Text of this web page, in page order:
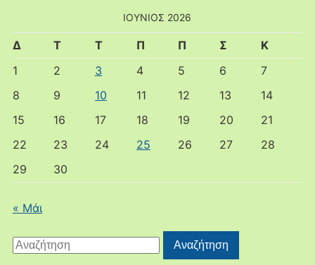
ΙΟΎΝΙΟΣ 2026
Δ Τ Τ Π Π Σ
Κ
1
2 3 4 5 6
7
8
9 10 11 12 13
14
15
16 17 18 19 20
21
22
23 24 25 26 27
28
29
30
« Μάι
Αναζήτηση
για:
Αναζήτηση